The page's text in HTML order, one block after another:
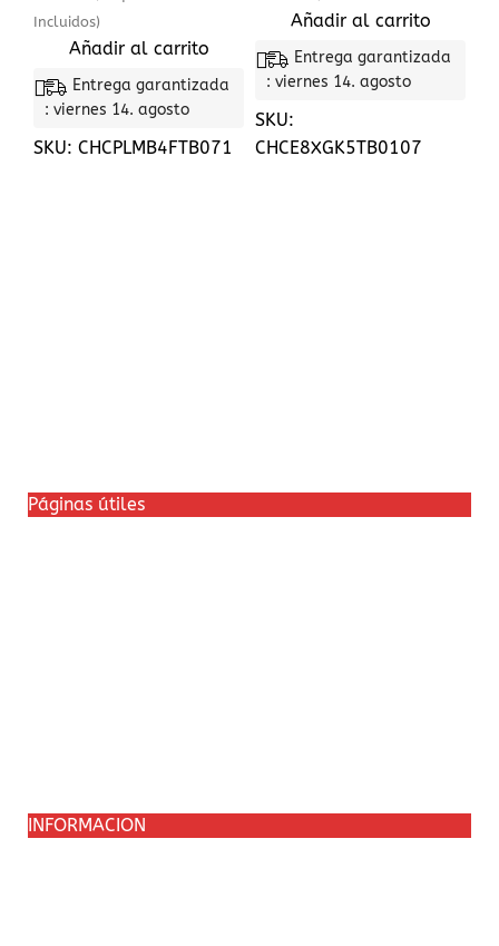
Incluidos)
Añadir al carrito
Entrega garantizada
: viernes 14. agosto
SKU: CHCPLMB4FTB071
Añadir al carrito
Entrega garantizada
: viernes 14. agosto
SKU:
CHCE8XGK5TB0107
Páginas útiles
INFORMACION